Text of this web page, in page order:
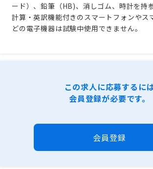
ード）、鉛筆（HB)、消しゴム、時計を持
計算・英訳機能付きのスマートフォンやス
どの電子機器は試験中使用できません。
この求人に応募するに
会員登録が必要です。
会員登録